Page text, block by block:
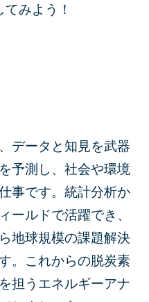
みよう！
データと知見を武器
予測し、社会や環境
事です。統計分析か
ールドで活躍でき、
地球規模の課題解決
。これからの脱炭素
担うエネルギーアナ